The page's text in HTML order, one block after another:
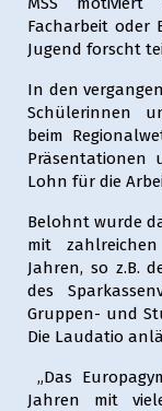
Facharbeit oder
Jugend forscht
In den
Schülerinnen
beim
Präsentationen
Lohn für die
Belohnt wurde
mit
Jahren, so z.B.
des
Gruppen- und
Die Laudatio
„Das
Jahren mit